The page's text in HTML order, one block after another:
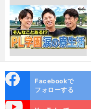
ok
Facebookで
フォローする